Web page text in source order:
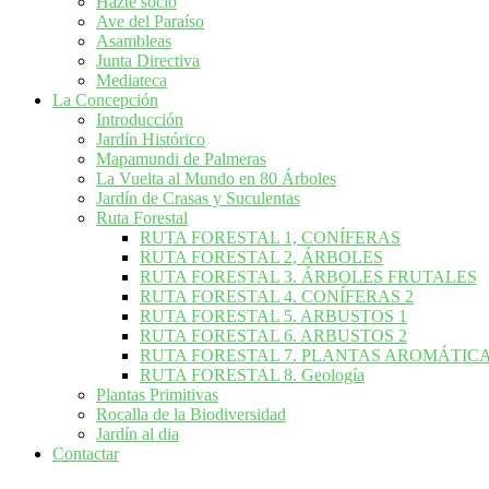
Ave del Paraíso
Asambleas
Junta Directiva
Mediateca
La Concepción
Introducción
Jardín Histórico
Mapamundi de Palmeras
La Vuelta al Mundo en 80 Árboles
Jardín de Crasas y Suculentas
Ruta Forestal
RUTA FORESTAL 1, CONÍFERAS
RUTA FORESTAL 2, ÁRBOLES
RUTA FORESTAL 3. ÁRBOLES FRUTALES
RUTA FORESTAL 4. CONÍFERAS 2
RUTA FORESTAL 5. ARBUSTOS 1
RUTA FORESTAL 6. ARBUSTOS 2
RUTA FORESTAL 7. PLANTAS
RUTA FORESTAL 8. Geología
Plantas Primitivas
Rocalla de la Biodiversidad
Jardín al dia
Contactar